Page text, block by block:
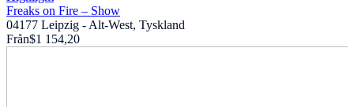
Freaks on Fire – Show
04177 Leipzig - Alt-West, Tyskland
Från$1 154,20